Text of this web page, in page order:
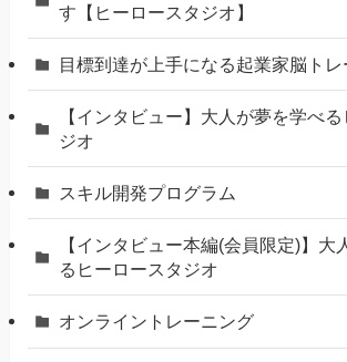
す【ヒーロースタジオ】
⽬標到達が上⼿になる起業家脳ト
【インタビュー】大人が夢を学べ
ジオ
スキル開発プログラム
【インタビュー本編(会員限定)】大
るヒーロースタジオ
オンライントレーニング